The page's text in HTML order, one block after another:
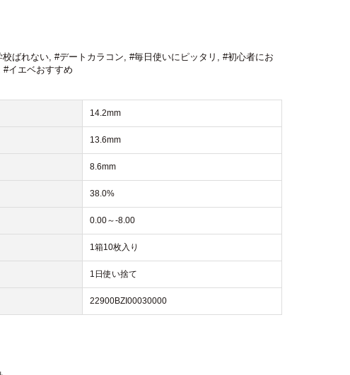
校ばれない, #デートカラコン, #毎日使いにピッタリ , #初心者にお
#イエベおすすめ
14.2mm
13.6mm
8.6mm
38.0%
0.00～-8.00
1箱10枚入り
1日使い捨て
22900BZI00030000